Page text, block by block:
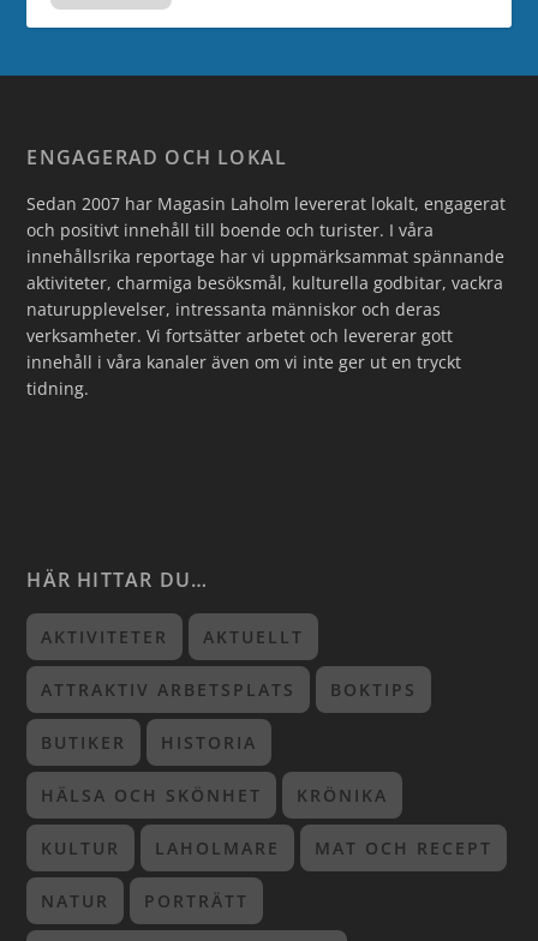
ENGAGERAD OCH LOKAL
Sedan 2007 har Magasin Laholm levererat lokalt, engagerat
och positivt innehåll till boende och turister. I våra
innehållsrika reportage har vi uppmärksammat spännande
aktiviteter, charmiga besöksmål, kulturella godbitar, vackra
naturupplevelser, intressanta människor och deras
verksamheter. Vi fortsätter arbetet och levererar gott
innehåll i våra kanaler även om vi inte ger ut en tryckt
tidning.
HÄR HITTAR DU…
AKTIVITETER AKTUELLT
ATTRAKTIV ARBETSPLATS BOKTIPS
BUTIKER HISTORIA
HÄLSA OCH SKÖNHET KRÖNIKA
KULTUR LAHOLMARE MAT OCH RECEPT
NATUR PORTRÄTT